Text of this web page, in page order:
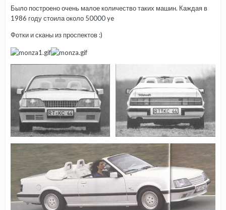
Было построено очень малое количество таких машин. Каждая в
1986 году стоила около 50000 ye
Фотки и сканы из проспектов :)